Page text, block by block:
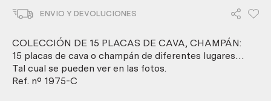
cava,
champán
cantidad
ENVIO Y DEVOLUCIONES
COLECCIÓN DE 15 PLACAS DE CAVA, CHAMPÁN:
15 placas de cava o champán de diferentes lugares…
Tal cual se pueden ver en las fotos.
Ref. nº 1975-C